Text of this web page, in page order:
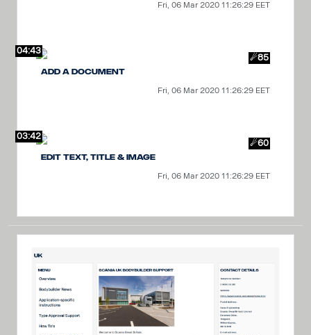
Fri, 06 Mar 2020 11:26:29 EET
☄85
04:43
Add a Document
Fri, 06 Mar 2020 11:26:29 EET
☄60
03:42
Edit text, title & image
Fri, 06 Mar 2020 11:26:29 EET